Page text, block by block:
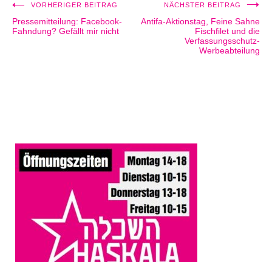
Beitragsnavigation
VORHERIGER BEITRAG
Pressemitteilung: Facebook-
Fahndung? Gefällt mir nicht
NÄCHSTER BEITRAG
Antifa-Aktionstag, Feine Sahne
Fischfilet und die
Verfassungsschutz-
Werbeabteilung